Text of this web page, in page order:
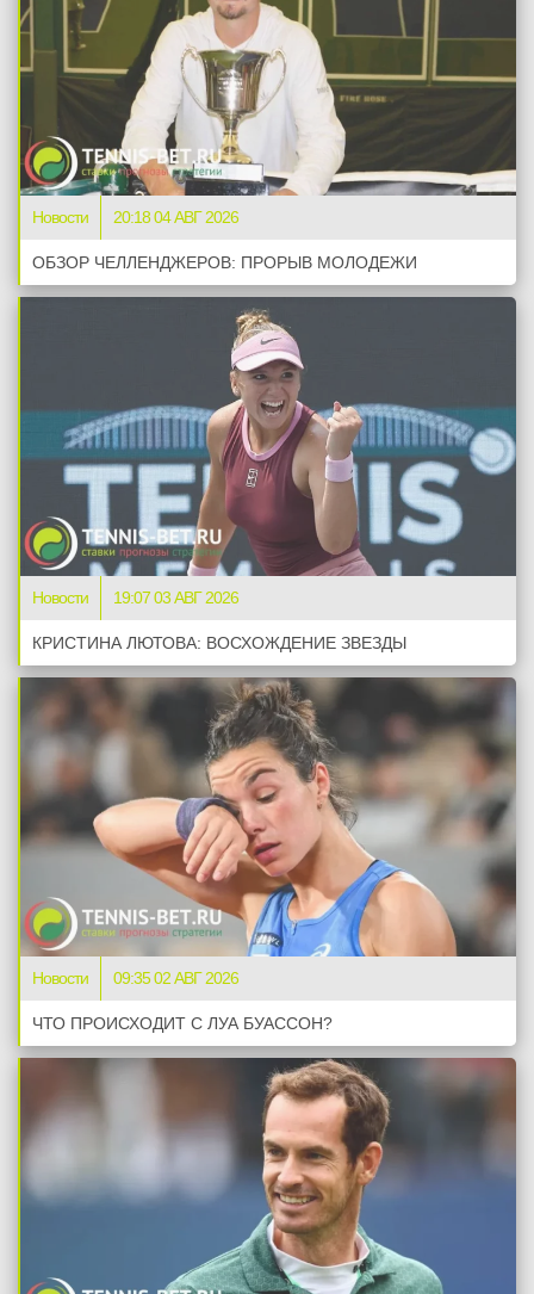
Новости 20:18 04 АВГ 2026
ОБЗОР ЧЕЛЛЕНДЖЕРОВ: ПРОРЫВ МОЛОДЕЖИ
Новости 19:07 03 АВГ 2026
КРИСТИНА ЛЮТОВА: ВОСХОЖДЕНИЕ ЗВЕЗДЫ
Новости 09:35 02 АВГ 2026
ЧТО ПРОИСХОДИТ С ЛУА БУАССОН?